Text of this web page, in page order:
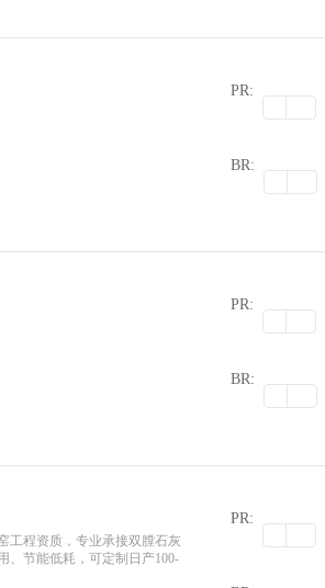
PR:
BR:
PR:
BR:
工程资质，专业承接双膛石灰
、节能低耗，可定制日产100-
PR: